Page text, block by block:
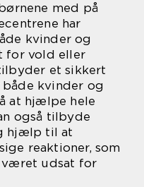
med på
har
kvinder og
for vold eller
et sikkert
kvinder og
at hjælpe hele
også tilbyde
hjælp til at
reaktioner, som
været udsat for